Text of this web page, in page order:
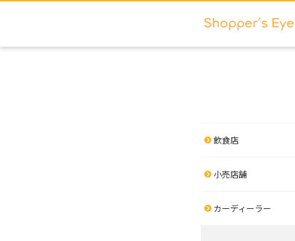
飲食店
小売店舗
カーディーラー